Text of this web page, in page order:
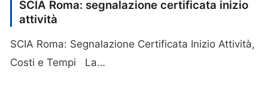
SCIA Roma: segnalazione certificata inizio
attività
SCIA Roma: Segnalazione Certificata Inizio Attività,
Costi e Tempi La…